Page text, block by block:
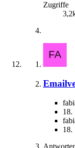
Zugriffe
18.
18.